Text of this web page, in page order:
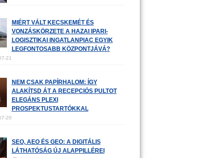
MIÉRT VÁLT KECSKEMÉT ÉS
VONZÁSKÖRZETE A HAZAI IPARI-
LOGISZTIKAI INGATLANPIAC EGYIK
LEGFONTOSABB KÖZPONTJÁVÁ?
21
NEM CSAK PAPÍRHALOM: ÍGY
ALAKÍTSD ÁT A RECEPCIÓS PULTOT
ELEGÁNS PLEXI
PROSPEKTUSTARTÓKKAL
20
SEO, AEO ÉS GEO: A DIGITÁLIS
LÁTHATÓSÁG ÚJ ALAPPILLÉREI